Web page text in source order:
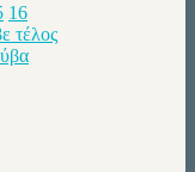
16
τέλος